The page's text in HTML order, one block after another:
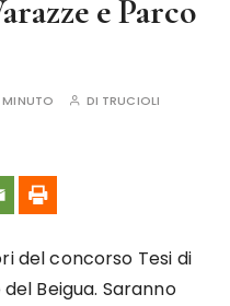
e Parco
MINUTO DI TRUCIOLI
del concorso Tesi di
Beigua. Saranno